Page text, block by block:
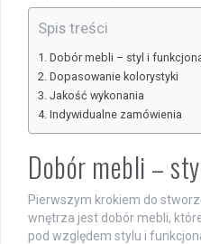
Spis treści
Dobór mebli – styl i
Dopasowanie kolorystyki
Jakość wykonania
Indywidualne zamówienia
Dobór mebli –
Pierwszym krokiem do
wnętrza jest dobór mebli,
pod względem stylu i